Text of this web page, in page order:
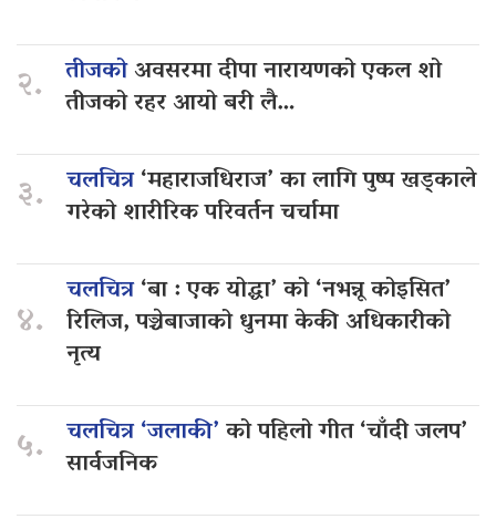
२. तीजकोअवसरमा दीपा नारायणको एकल शो
तीजको रहर आयो बरी लै…
३. चलचित्र‘महाराजधिराज’ का लागि पुष्प खड्काले
गरेको शारीरिक परिवर्तन चर्चामा
४.
चलचित्र‘बा : एक योद्धा’ को ‘नभन्नू कोइसित’
रिलिज, पञ्चेबाजाको धुनमा केकी अधिकारीको
नृत्य
५. चलचित्र ‘जलाकी’को पहिलो गीत ‘चाँदी जलप’
सार्वजनिक